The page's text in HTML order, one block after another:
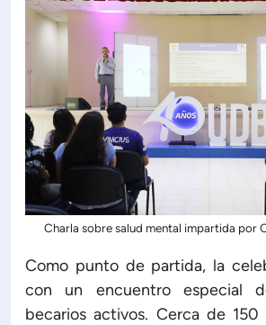
Secretaría General
de Ciencia y Tecnología
de Gestión Institucional
de Administración y Finanzas
Calidad Académica
Charla sobre salud mental impartida por
Como punto de partida, la
con un encuentro especial
becarios activos. Cerca de